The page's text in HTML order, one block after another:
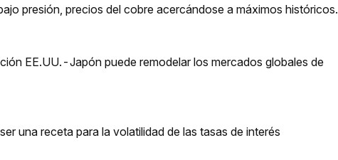
presión, precios del cobre acercándose a máximos históricos.
EE.UU.-Japón puede remodelar los mercados globales de
una receta para la volatilidad de las tasas de interés